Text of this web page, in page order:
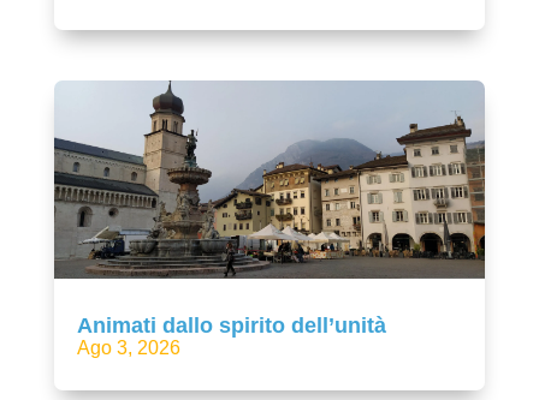
Animati dallo spirito dell’unità
Ago 3, 2026